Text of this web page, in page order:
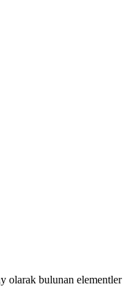
olarak bulunan elementler